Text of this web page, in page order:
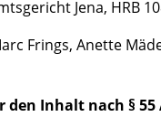
Jena, HRB
Frings, Anette
Inhalt nach § 55